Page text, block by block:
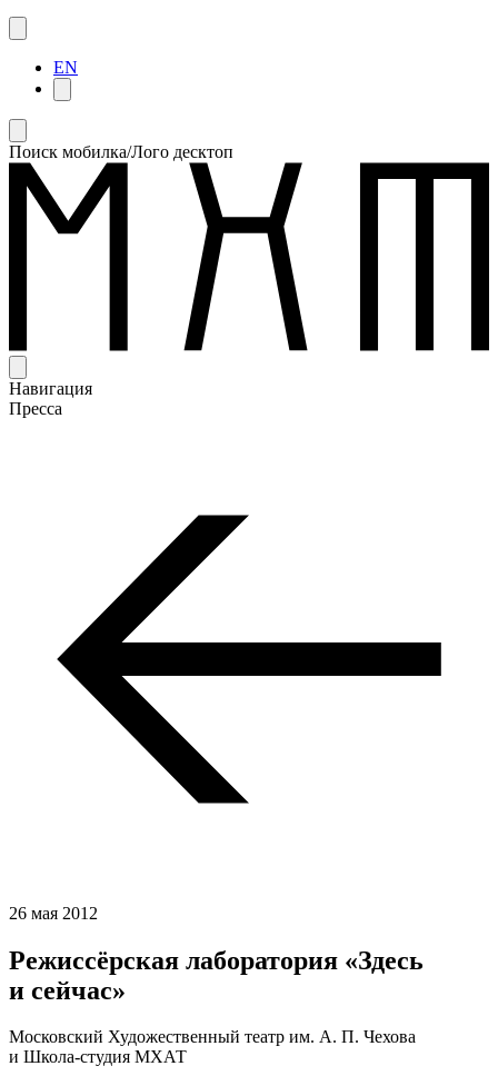
EN
Поиск мобилка/Лого десктоп
Навигация
Пресса
26 мая 2012
Режиссёрская лаборатория «Здесь
и сейчас»
Московский Художественный театр им. А. П. Чехова
и Школа-студия МХАТ